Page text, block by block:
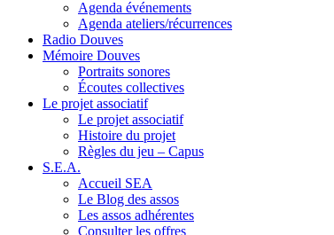
Agenda événements
Agenda ateliers/récurrences
Radio Douves
Mémoire Douves
Portraits sonores
Écoutes collectives
Le projet associatif
Le projet associatif
Histoire du projet
Règles du jeu – Capus
S.E.A.
Accueil SEA
Le Blog des assos
Les assos adhérentes
Consulter les offres